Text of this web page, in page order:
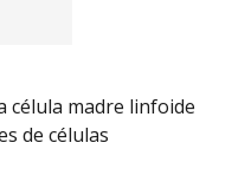
célula madre linfoide
de células